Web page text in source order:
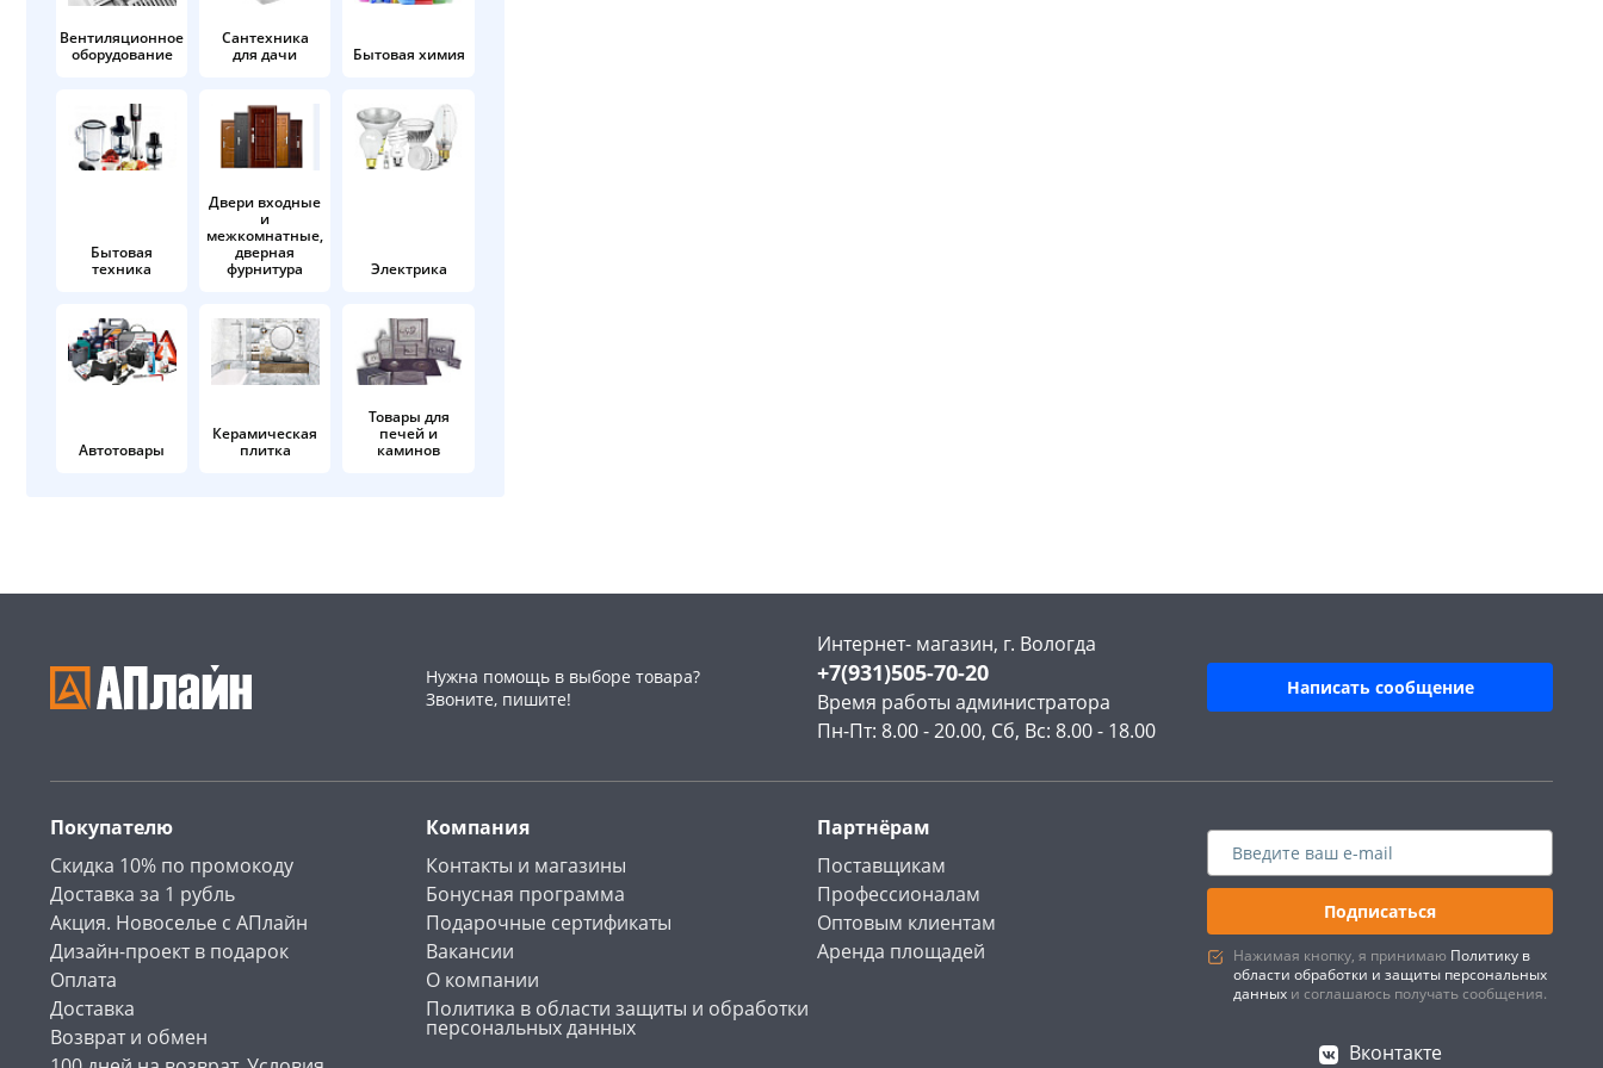
Вентиляционное
оборудование
Сантехника
для дачи
Бытовая химия
Бытовая
техника
Двери входные
и
межкомнатные,
дверная
фурнитура
Электрика
Автотовары
Керамическая
плитка
Товары для
печей и
каминов
Нужна помощь в выборе товара?
Звоните, пишите!
Интернет- магазин, г. Вологда
+7(931)505-70-20
Время работы администратора
Пн-Пт: 8.00 - 20.00, Сб, Вс: 8.00 - 18.00
Написать сообщение
Покупателю
Скидка 10% по промокоду
Доставка за 1 рубль
Акция. Новоселье с АПлайн
Дизайн-проект в подарок
Оплата
Доставка
Возврат и обмен
Компания
Контакты и магазины
Бонусная программа
Подарочные сертификаты
Вакансии
О компании
Политика в области защиты и обработки
персональных данных
Партнёрам
Поставщикам
Профессионалам
Оптовым клиентам
Аренда площадей
Подписаться
Нажимая кнопку, я принимаю Политику в
области обработки и защиты персональных
данных и соглашаюсь получать сообщения.
Вконтакте
раз в 2 недели